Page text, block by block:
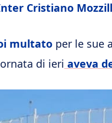
Cristiano
multato per le sue
di ieri aveva